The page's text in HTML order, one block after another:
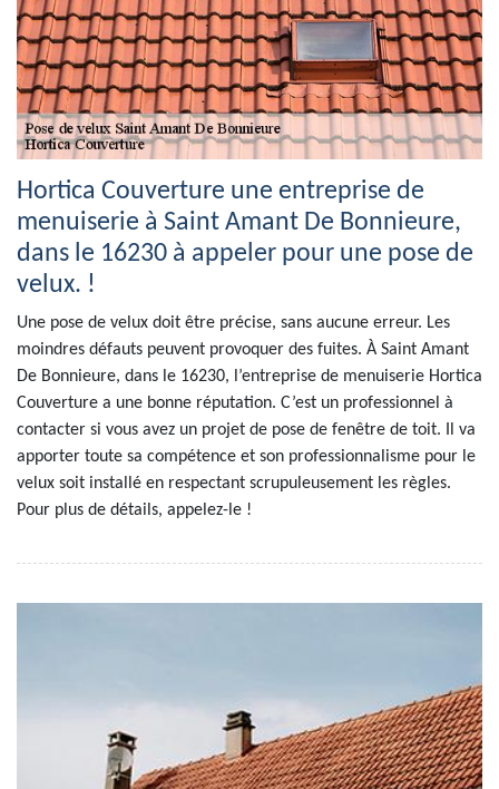
Hortica Couverture une entreprise de
menuiserie à Saint Amant De Bonnieure,
dans le 16230 à appeler pour une pose de
velux. !
Une pose de velux doit être précise, sans aucune erreur. Les
moindres défauts peuvent provoquer des fuites. À Saint Amant
De Bonnieure, dans le 16230, l’entreprise de menuiserie Hortica
Couverture a une bonne réputation. C’est un professionnel à
contacter si vous avez un projet de pose de fenêtre de toit. Il va
apporter toute sa compétence et son professionnalisme pour le
velux soit installé en respectant scrupuleusement les règles.
Pour plus de détails, appelez-le !